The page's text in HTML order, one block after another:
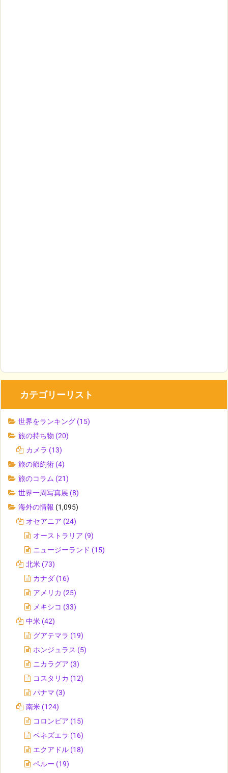
カテゴリーリスト
世界をランキング (15)
旅の持ち物 (20)
カメラ (13)
旅の節約術 (4)
旅のコラム (21)
世界一周写真展 (8)
海外の情報 (1,095)
オセアニア (24)
オーストラリア (9)
ニュージーランド (15)
北米 (73)
カナダ (16)
アメリカ (25)
メキシコ (33)
中米 (42)
グアテマラ (19)
ホンジュラス (5)
ニカラグア (3)
コスタリカ (12)
パナマ (3)
南米 (124)
コロンビア (15)
ベネズエラ (16)
エクアドル (18)
ペルー (19)